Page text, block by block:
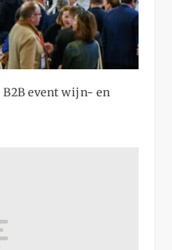
B2B event wijn- en